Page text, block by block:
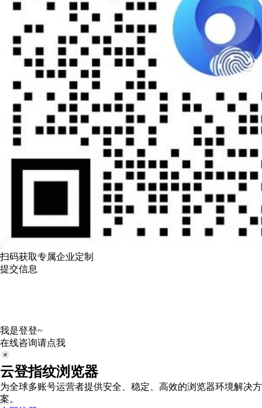
扫码获取专属企业定制
提交信息
我是登登~
在线咨询请点我
云登指纹浏览器
为全球多账号运营者提供安全、稳定、高效的浏览器环境解决方
案。